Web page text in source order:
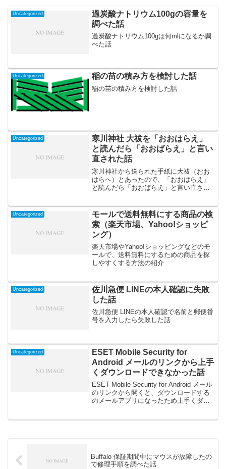
Uncategorized
過炭酸ナトリウム100gの容量を
調べた話
過炭酸ナトリウム100gは何mlになるか調
べた話
Uncategorized 稲の苗の積み方を検討した話
稲の苗の積み方を検討した話
Uncategorized
寒川神社 大祓を「おおはらえ」
と読んだら「おおばらえ」と言い
直された話
寒川神社から送られた手紙に大祓（おお
はらへ）とあったので、「おおはらえ」
と読んだら「おおばらえ」と言い直され
Uncategorized
モールで送料無料にする商品の検
索（楽天市場、Yahoo!ショッピ
ング）
楽天市場やYahoo!ショッピングなどのモ
ールで、送料無料にするための商品を探
しやすくする方法の紹介
Uncategorized
佐川急便 LINEの本人確認に失敗
した話
佐川急便 LINEの本人確認で名前と郵便番
号を入力したら失敗した話
Uncategorized
ESET Mobile Security for
Android メールのリンクから上手
くダウンロードできなかった話
ESET Mobile Security for Android メール
のリンクから開くと、ダウンロードする
のメールアプリになったため上手くダウ
Buffalo 保証期間中にマウスが故障したの
で修理手順を調べた話